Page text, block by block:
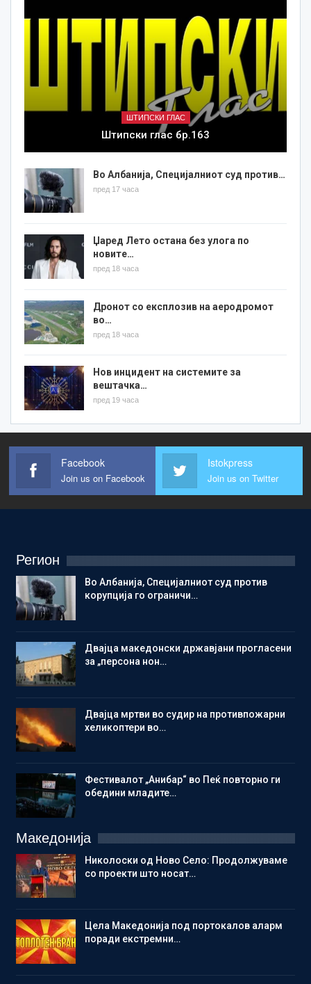
ШТИПСКИ ГЛАС
Штипски глас бр.163
Во Албанија, Специјалниот суд против…
пред 17 часа
Џаред Лето остана без улога по
новите…
пред 18 часа
Дронот со експлозив на аеродромот
во…
пред 18 часа
Нов инцидент на системите за
вештачка…
пред 19 часа
Facebook
Join us on Facebook
Istokpress
Join us on Twitter
Регион
Во Албанија, Специјалниот суд против
корупција го ограничи…
Двајца македонски државјани прогласени
за „персона нон…
Двајца мртви во судир на противпожарни
хеликоптери во…
Фестивалот „Анибар“ во Пеќ повторно ги
обедини младите…
Македонија
Николоски од Ново Село: Продолжуваме
со проекти што носат…
Цела Македонија под портокалов аларм
поради екстремни…